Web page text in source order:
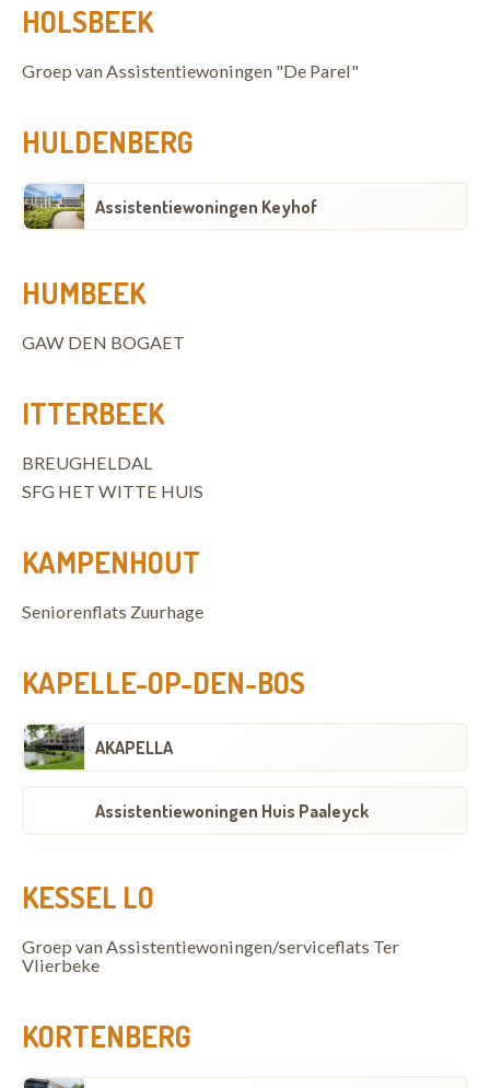
HOLSBEEK
Groep van Assistentiewoningen "De Parel"
HULDENBERG
Assistentiewoningen Keyhof
HUMBEEK
GAW DEN BOGAET
ITTERBEEK
BREUGHELDAL
SFG HET WITTE HUIS
KAMPENHOUT
Seniorenflats Zuurhage
KAPELLE-OP-DEN-BOS
AKAPELLA
Assistentiewoningen Huis Paaleyck
KESSEL LO
Groep van Assistentiewoningen/serviceflats Ter
Vlierbeke
KORTENBERG